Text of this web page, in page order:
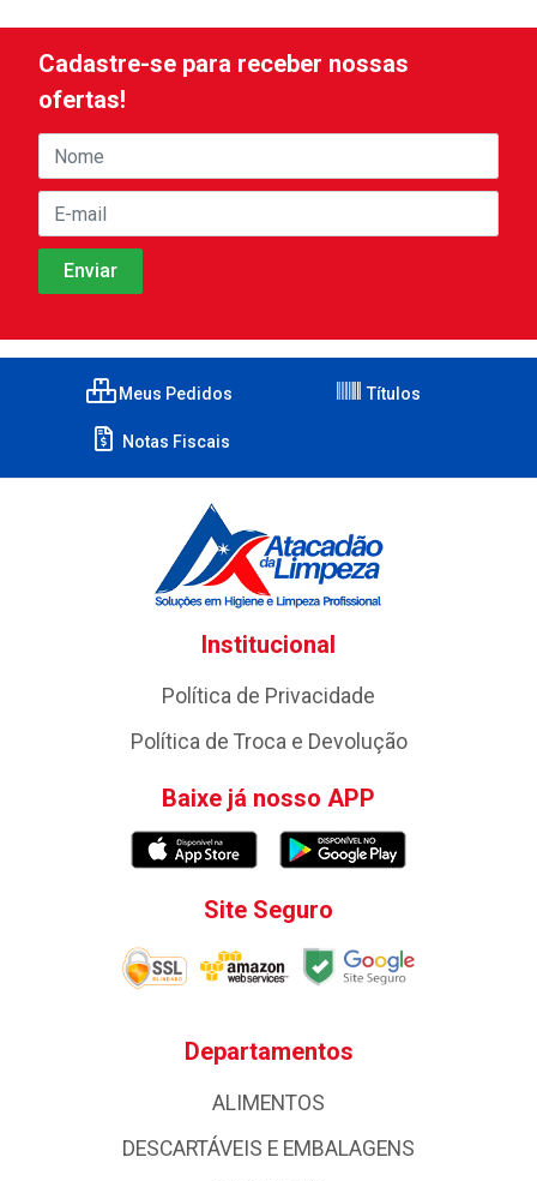
Cadastre-se para receber nossas
ofertas!
Meus Pedidos Títulos
Notas Fiscais
Institucional
Política de Privacidade
Política de Troca e Devolução
Baixe já nosso APP
Site Seguro
Departamentos
ALIMENTOS
DESCARTÁVEIS E EMBALAGENS